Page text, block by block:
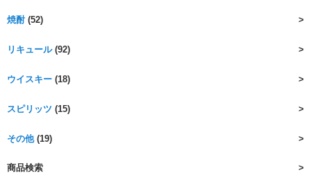
焼酎(52)
リキュール(92)
ウイスキー (18)
スピリッツ (15)
その他(19)
商品検索